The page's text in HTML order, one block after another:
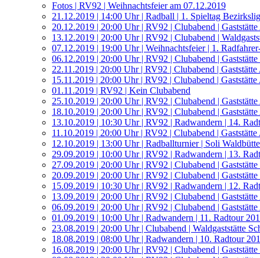
Fotos | RV92 | Weihnachtsfeier am 07.12.2019
21.12.2019 | 14:00 Uhr | Radball | 1. Spieltag
20.12.2019 | 20:00 Uhr | RV92 | Clubabend |
13.12.2019 | 20:00 Uhr | RV92 | Clubabend |
07.12.2019 | 19:00 Uhr | Weihnachtsfeier | 1.
06.12.2019 | 20:00 Uhr | RV92 | Clubabend |
22.11.2019 | 20:00 Uhr | RV92 | Clubabend |
15.11.2019 | 20:00 Uhr | RV92 | Clubabend |
01.11.2019 | RV92 | Kein Clubabend
25.10.2019 | 20:00 Uhr | RV92 | Clubabend |
18.10.2019 | 20:00 Uhr | RV92 | Clubabend |
13.10.2019 | 10:30 Uhr | RV92 | Radwandern | 14.
11.10.2019 | 20:00 Uhr | RV92 | Clubabend |
12.10.2019 | 13:00 Uhr | Radballturnier | Soli
29.09.2019 | 10:00 Uhr | RV92 | Radwandern | 13.
27.09.2019 | 20:00 Uhr | RV92 | Clubabend |
20.09.2019 | 20:00 Uhr | RV92 | Clubabend |
15.09.2019 | 10:30 Uhr | RV92 | Radwandern | 12.
13.09.2019 | 20:00 Uhr | RV92 | Clubabend |
06.09.2019 | 20:00 Uhr | RV92 | Clubabend |
01.09.2019 | 10:00 Uhr | Radwandern | 11. Radtour
23.08.2019 | 20:00 Uhr | Clubabend | Waldgaststätte
18.08.2019 | 08:00 Uhr | Radwandern | 10. Radtour
16.08.2019 | 20:00 Uhr | RV92 | Clubabend |